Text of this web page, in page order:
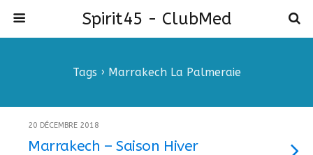
Spirit45 - ClubMed
Tags › Marrakech La Palmeraie
20 DÉCEMBRE 2018
Marrakech – Saison Hiver